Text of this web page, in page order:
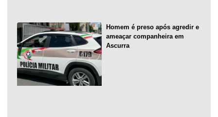
Homem é preso após agredir e
ameaçar companheira em
Ascurra